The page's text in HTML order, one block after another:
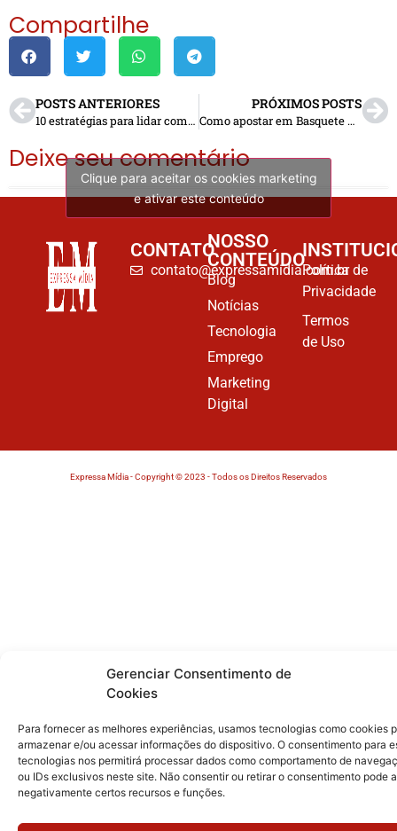
Gerenciar Consentimento de
Cookies
Para fornecer as melhores experiências, usamos tecnologias como cookies
armazenar e/ou acessar informações do dispositivo. O consentimento para
tecnologias nos permitirá processar dados como comportamento de
ou IDs exclusivos neste site. Não consentir ou retirar o consentimento pode
negativamente certos recursos e funções.
Compartilhe
POSTS ANTERIORES
10 estratégias para lidar com reclamações de funcionários sobre horas extras não pagas
PRÓXIMOS POSTS
Como apostar em Basquete Online? Veja estratégias e dicas
Deixe seu comentário
Clique para aceitar os cookies marketing
e ativar este conteúdo
CONTATO
contato@expressamidia.com.br
NOSSO
CONTEÚDO
Blog
Notícias
Tecnologia
Emprego
Marketing
Digital
Política de
Privacidade
Termos
de Uso
Expressa Mídia - Copyright © 2023 - Todos os Direitos Reservados